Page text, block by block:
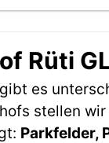
Rüti
es
stellen
Parkfelder,